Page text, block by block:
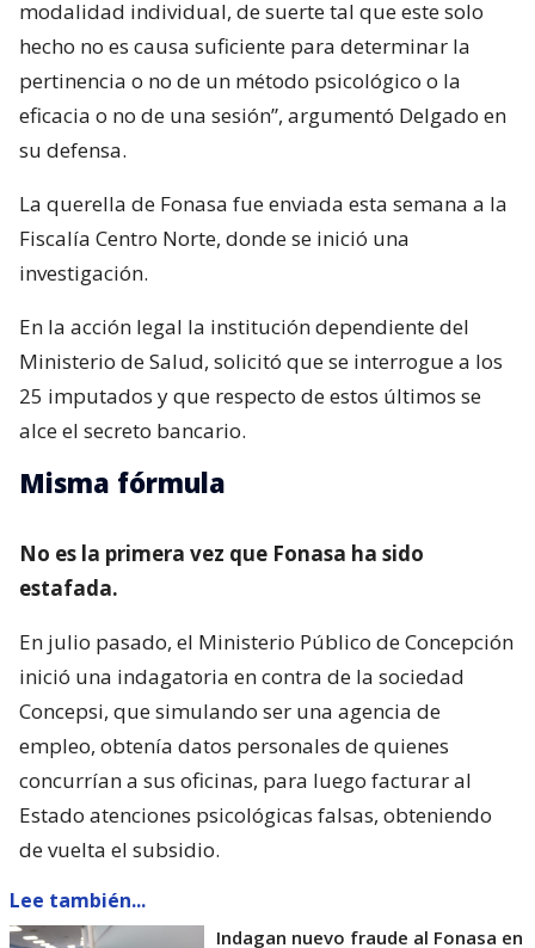
modalidad individual, de suerte tal que este solo
hecho no es causa suficiente para determinar la
pertinencia o no de un método psicológico o la
eficacia o no de una sesión”, argumentó Delgado en
su defensa.
La querella de Fonasa fue enviada esta semana a la
Fiscalía Centro Norte, donde se inició una
investigación.
En la acción legal la institución dependiente del
Ministerio de Salud, solicitó que se interrogue a los
25 imputados y que respecto de estos últimos se
alce el secreto bancario.
Misma fórmula
No es la primera vez que Fonasa ha sido
estafada.
En julio pasado, el Ministerio Público de Concepción
inició una indagatoria en contra de la sociedad
Concepsi, que simulando ser una agencia de
empleo, obtenía datos personales de quienes
concurrían a sus oficinas, para luego facturar al
Estado atenciones psicológicas falsas, obteniendo
de vuelta el subsidio.
Lee también...
Indagan nuevo fraude al Fonasa en